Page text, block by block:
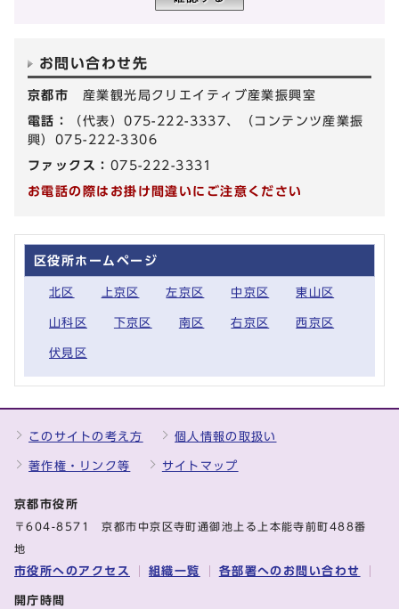
お問い合わせ先
京都市 産業観光局クリエイティブ産業振興室
電話：
（代表）075-222-3337、（コンテンツ産業振
興）075-222-3306
ファックス： 075-222-3331
お電話の際はお掛け間違いにご注意ください
区役所ホームページ
北区 上京区 左京区 中京区 東山区
山科区 下京区 南区 右京区 西京区
伏見区
このサイトの考え方 個人情報の取扱い
著作権・リンク等 サイトマップ
京都市役所
〒604-8571 京都市中京区寺町通御池上る上本能寺前町488番
地
市役所へのアクセス 組織一覧 各部署へのお問い合わせ
開庁時間